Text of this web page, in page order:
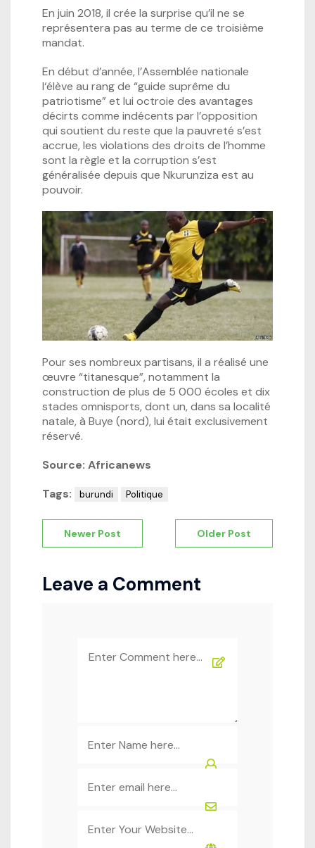
En juin 2018, il crée la surprise qu’il ne se
représentera pas au terme de ce troisième
mandat.
En début d’année, l’Assemblée nationale
l‘élève au rang de “guide suprême du
patriotisme” et lui octroie des avantages
décirts comme indécents par l’opposition
qui soutient du reste que la pauvreté s’est
accrue, les violations des droits de l’homme
sont la règle et la corruption s’est
généralisée depuis que Nkurunziza est au
pouvoir.
Pour ses nombreux partisans, il a réalisé une
œuvre “titanesque”, notamment la
construction de plus de 5 000 écoles et dix
stades omnisports, dont un, dans sa localité
natale, à Buye (nord), lui était exclusivement
réservé.
Source: Africanews
Tags:
burundi Politique
Navigation
de
l’article
Newer Post Older Post
Leave a Comment